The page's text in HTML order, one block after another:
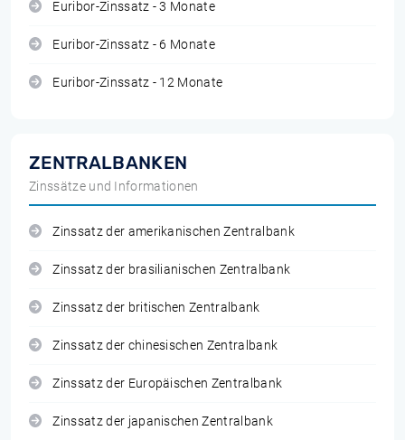
Euribor-Zinssatz - 3 Monate
Euribor-Zinssatz - 6 Monate
Euribor-Zinssatz - 12 Monate
ZENTRALBANKEN
Zinssätze und Informationen
Zinssatz der amerikanischen Zentralbank
Zinssatz der brasilianischen Zentralbank
Zinssatz der britischen Zentralbank
Zinssatz der chinesischen Zentralbank
Zinssatz der Europäischen Zentralbank
Zinssatz der japanischen Zentralbank